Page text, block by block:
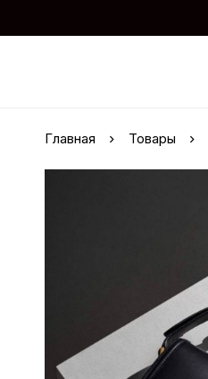
Главная Товары